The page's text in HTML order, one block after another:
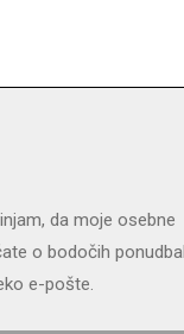
da moje osebne
o bodočih
e-pošte.